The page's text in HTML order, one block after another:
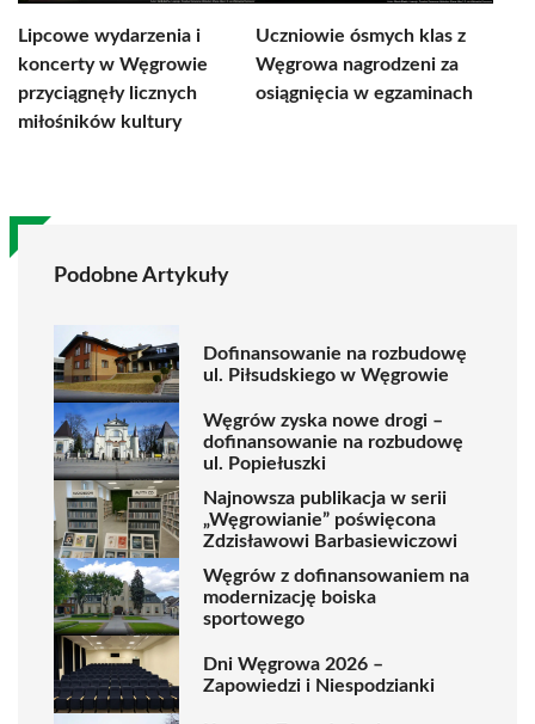
Lipcowe wydarzenia i
koncerty w Węgrowie
przyciągnęły licznych
miłośników kultury
Uczniowie ósmych klas z
Węgrowa nagrodzeni za
osiągnięcia w egzaminach
Podobne Artykuły
Dofinansowanie na rozbudowę
ul. Piłsudskiego w Węgrowie
Węgrów zyska nowe drogi –
dofinansowanie na rozbudowę
ul. Popiełuszki
Najnowsza publikacja w serii
„Węgrowianie” poświęcona
Zdzisławowi Barbasiewiczowi
Węgrów z dofinansowaniem na
modernizację boiska
sportowego
Dni Węgrowa 2026 –
Zapowiedzi i Niespodzianki